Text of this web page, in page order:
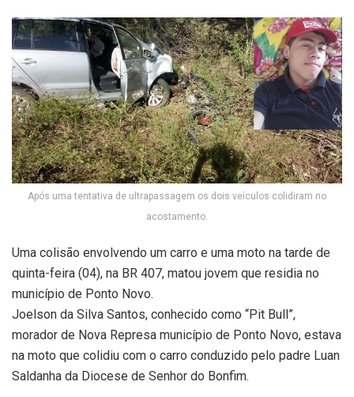
Após uma tentativa de ultrapassagem os dois veículos colidiram no
acostamento.
Uma colisão envolvendo um carro e uma moto na tarde de
quinta-feira (04), na BR 407, matou jovem que residia no
município de Ponto Novo.
Joelson da Silva Santos, conhecido como “Pit Bull”,
morador de Nova Represa município de Ponto Novo, estava
na moto que colidiu com o carro conduzido pelo padre Luan
Saldanha da Diocese de Senhor do Bonfim.